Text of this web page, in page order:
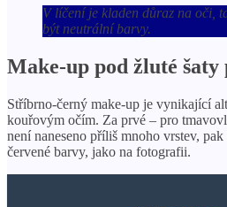
V líčení je kladen důraz na oči,
být neutrální barvy.
Make-up pod žluté
Stříbrno-černý make-up je vynikající
kouřovým očím. Za prvé – pro
není naneseno příliš mnoho vrstev,
červené barvy, jako na fotografii.